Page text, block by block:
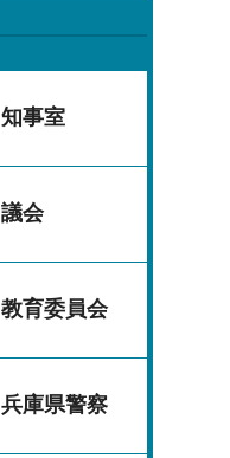
知事室
議会
教育委員会
兵庫県警察